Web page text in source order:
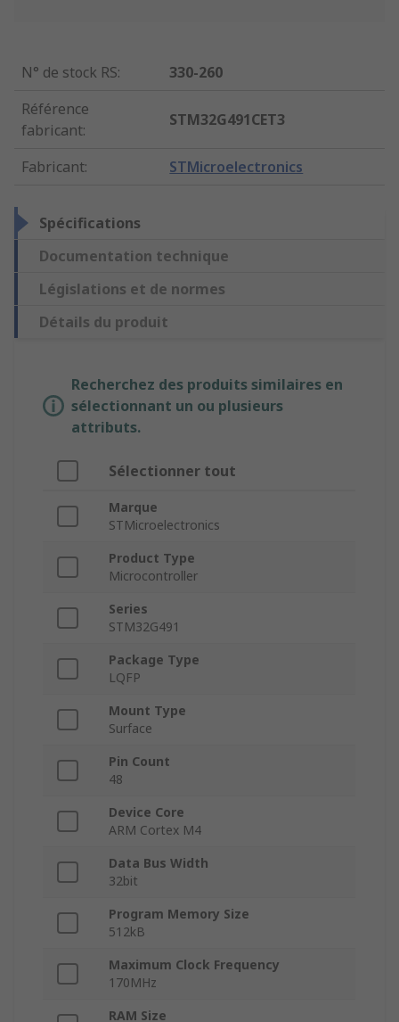
N° de stock RS:
330-260
Référence
fabricant:
STM32G491CET3
Fabricant: STMicroelectronics
Spécifications
Documentation technique
Législations et de normes
Détails du produit
Recherchez des produits similaires en
sélectionnant un ou plusieurs
attributs.
Sélectionner tout
Marque
STMicroelectronics
Product Type
Microcontroller
Series
STM32G491
Package Type
LQFP
Mount Type
Surface
Pin Count
48
Device Core
ARM Cortex M4
Data Bus Width
32bit
Program Memory Size
512kB
Maximum Clock Frequency
170MHz
RAM Size